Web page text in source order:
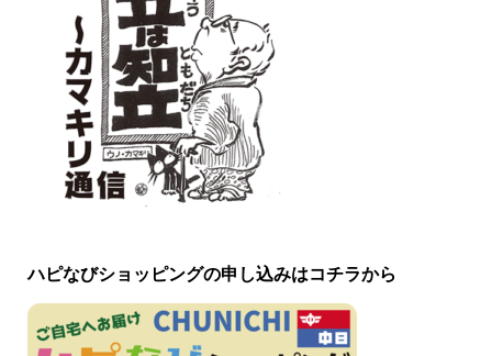
ハピなびショッピングの申し込みはコチラから